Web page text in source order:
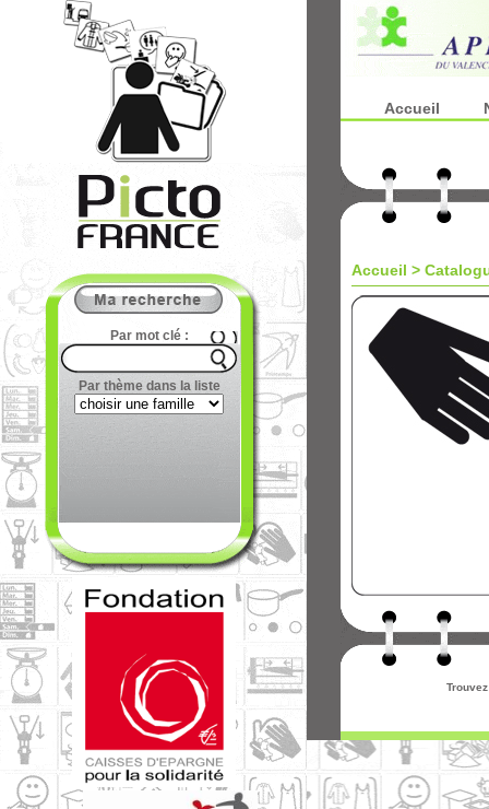
Par mot clé :
Par thème dans la liste
Accueil
Accueil >